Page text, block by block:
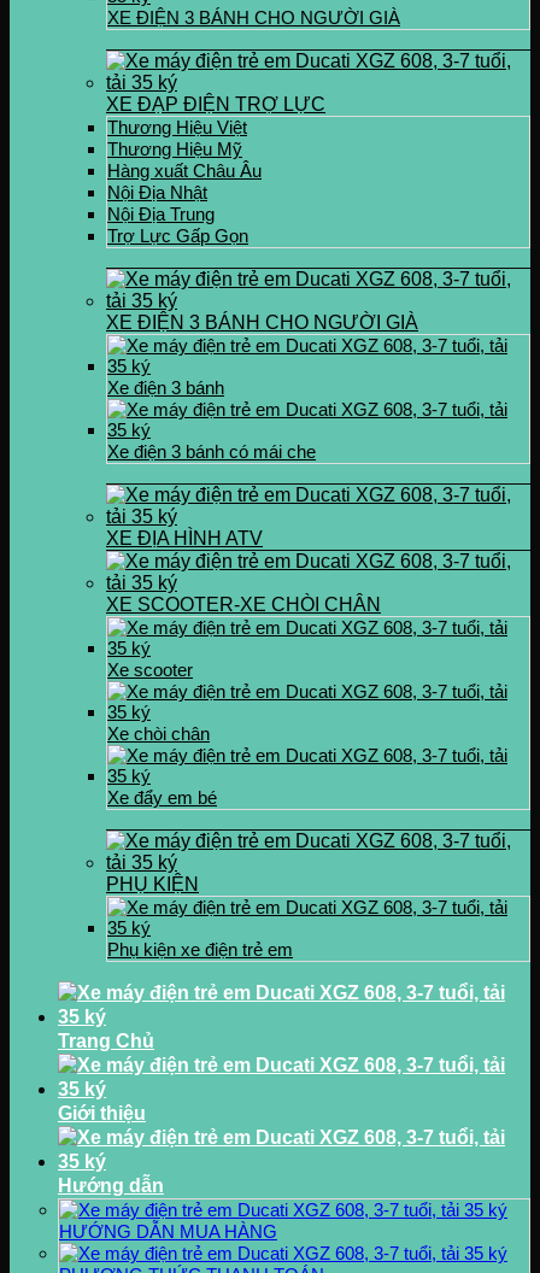
XE ĐIỆN 3 BÁNH CHO NGƯỜI GIÀ
XE ĐẠP ĐIỆN TRỢ LỰC
Thương Hiệu Việt
Thương Hiệu Mỹ
Hàng xuất Châu Âu
Nội Địa Nhật
Nội Địa Trung
Trợ Lực Gấp Gọn
XE ĐIỆN 3 BÁNH CHO NGƯỜI GIÀ
Xe điện 3 bánh
Xe điện 3 bánh có mái che
XE ĐỊA HÌNH ATV
XE SCOOTER-XE CHÒI CHÂN
Xe scooter
Xe chòi chân
Xe đẩy em bé
PHỤ KIỆN
Phụ kiện xe điện trẻ em
Trang Chủ
Giới thiệu
Hướng dẫn
HƯỚNG DẪN MUA HÀNG